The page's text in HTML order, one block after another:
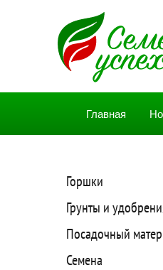
Главная
Горшки
Грунты и
Посадочный
Семена